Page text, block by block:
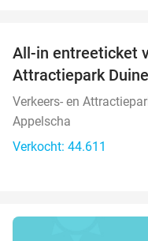
All-in entreeticket
Attractiepark
Verkeers- en
Appelscha
Verkocht: 44.611